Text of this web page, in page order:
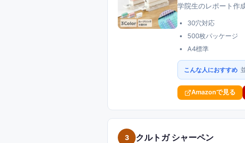
学院生のレポート作
30穴対応
500枚パッケージ
A4標準
こんな人におすすめ
Amazonで見る
3 クルトガ シャーペン